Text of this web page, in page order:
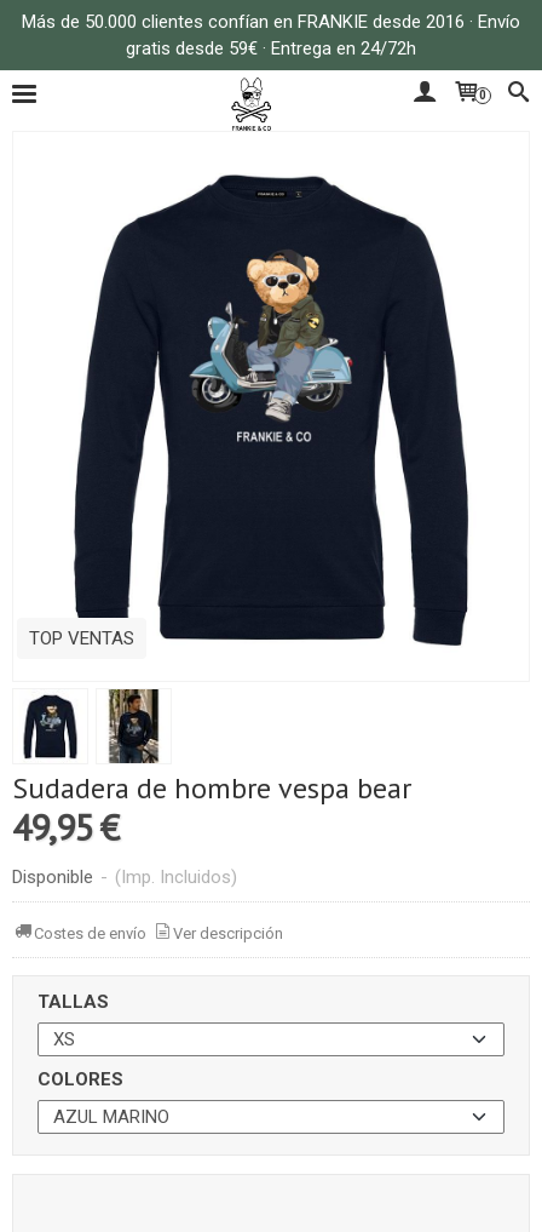
Más de 50.000 clientes confían en FRANKIE desde 2016 · Envío
gratis desde 59€ · Entrega en 24/72h
0
TOP VENTAS
Sudadera de hombre vespa bear
49,95 €
Disponible - (Imp. Incluidos)
Costes de envío Ver descripción
TALLAS
COLORES